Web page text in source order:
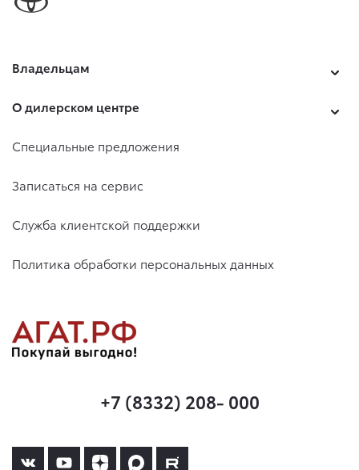
Владельцам
О дилерском центре
Специальные предложения
Записаться на сервис
Служба клиентской поддержки
Политика обработки персональных данных
+7 (8332) 208- 000